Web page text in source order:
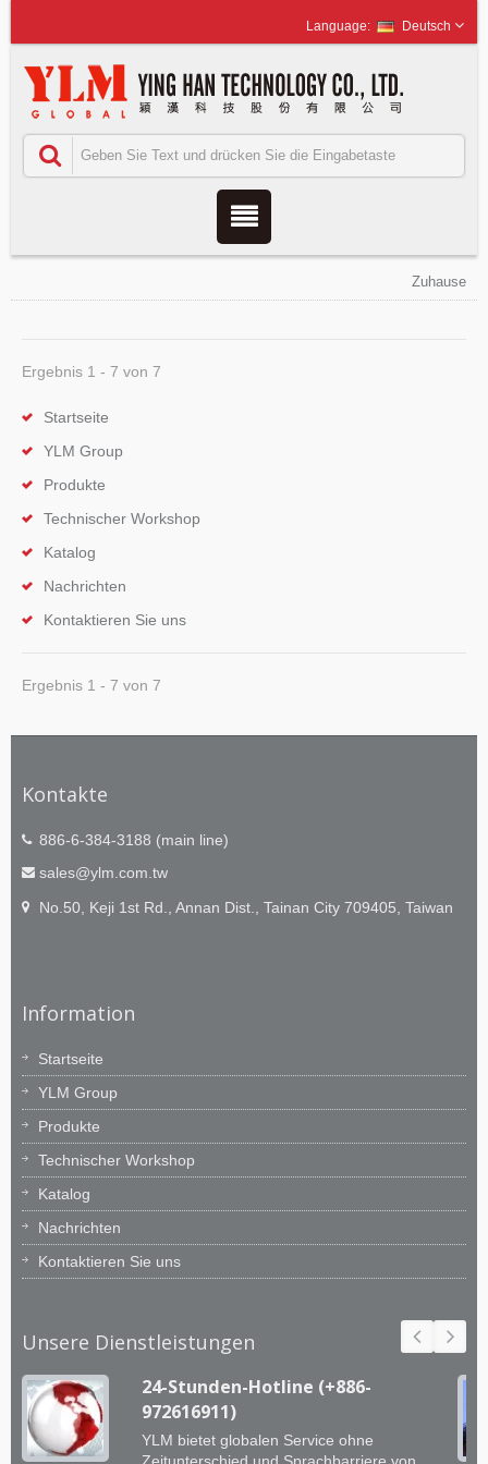
Deutsch
Zuhause
Ergebnis 1 - 7 von 7
Startseite
YLM Group
Produkte
Technischer Workshop
Katalog
Nachrichten
Kontaktieren Sie uns
Ergebnis 1 - 7 von 7
Kontakte
886-6-384-3188 (main line)
sales@ylm.com.tw
No.50, Keji 1st Rd., Annan Dist., Tainan City 709405, Taiwan
Information
Startseite
YLM Group
Produkte
Technischer Workshop
Katalog
Nachrichten
Kontaktieren Sie uns
Unsere Dienstleistungen
24-Stunden-Hotline (+886-
972616911)
YLM bietet globalen Service ohne